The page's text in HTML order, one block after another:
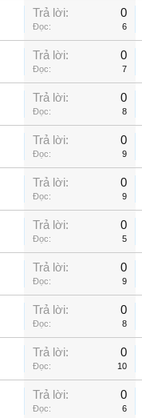
Trả lời: 0
Đọc: 6
Trả lời: 0
Đọc: 7
Trả lời: 0
Đọc: 8
Trả lời: 0
Đọc: 9
Trả lời: 0
Đọc: 9
Trả lời: 0
Đọc: 5
Trả lời: 0
Đọc: 9
Trả lời: 0
Đọc: 8
Trả lời: 0
Đọc: 10
Trả lời: 0
Đọc: 6